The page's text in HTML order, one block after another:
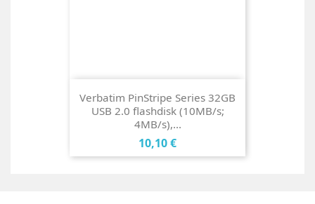
Verbatim PinStripe Series 32GB
USB 2.0 flashdisk (10MB/s;
4MB/s),...
Cena
10,10 €